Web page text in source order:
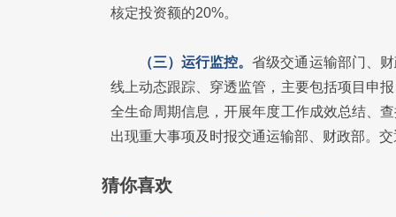
核定投资额的20%。
（三）运行监控。省级交通运输部门、
线上动态跟踪、穿透监管，主要包括项目申
全生命周期信息，开展年度工作成效总结、
出现重大事项及时报交通运输部、财政部。
猜你喜欢